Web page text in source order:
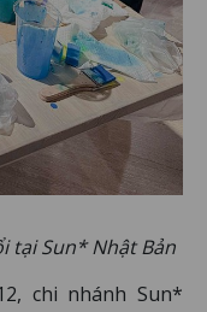
tại Sun* Nhật Bản
chi nhánh Sun*